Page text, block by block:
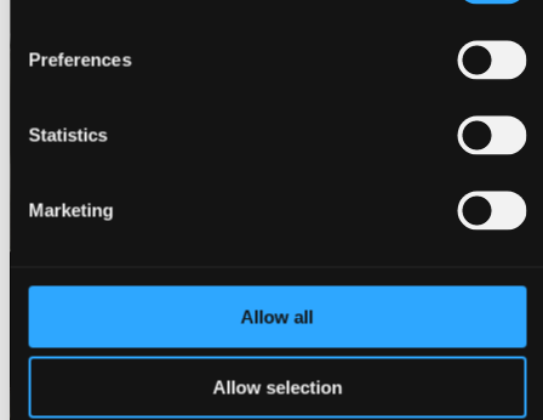
Preferences
Statistics
Marketing
Allow all
Allow selection